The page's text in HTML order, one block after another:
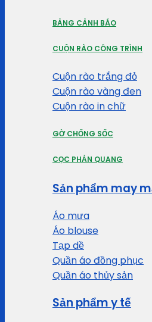
BẢNG CẢNH BÁO
CUỘN RÀO CÔNG TRÌNH
Cuộn rào trắng đỏ
Cuộn rào vàng đen
Cuộn rào in chữ
GỜ CHỐNG SỐC
CỌC PHẢN QUANG
Sản phẩm may
Áo mưa
Áo blouse
Tạp dề
Quần áo đồng phục
Quần áo thủy sản
Sản phẩm y tế